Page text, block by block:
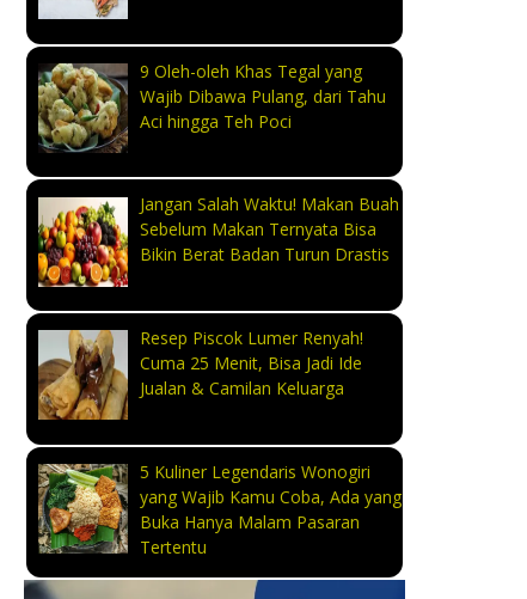
9 Oleh-oleh Khas Tegal yang
Wajib Dibawa Pulang, dari Tahu
Aci hingga Teh Poci
Jangan Salah Waktu! Makan Buah
Sebelum Makan Ternyata Bisa
Bikin Berat Badan Turun Drastis
Resep Piscok Lumer Renyah!
Cuma 25 Menit, Bisa Jadi Ide
Jualan & Camilan Keluarga
5 Kuliner Legendaris Wonogiri
yang Wajib Kamu Coba, Ada yang
Buka Hanya Malam Pasaran
Tertentu